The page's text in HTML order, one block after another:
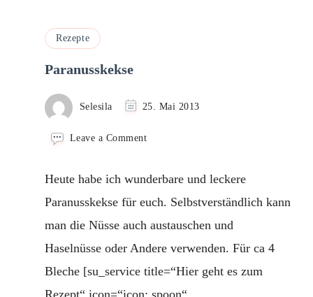
Rezepte
Paranusskekse
Selesila 25. Mai 2013
Leave a Commenton
Heute habe ich wunderbare und leckere
Paranusskekse für euch. Selbstverständlich kann
man die Nüsse auch austauschen und
Haselnüsse oder Andere verwenden. Für ca 4
Bleche [su_service title=“Hier geht es zum